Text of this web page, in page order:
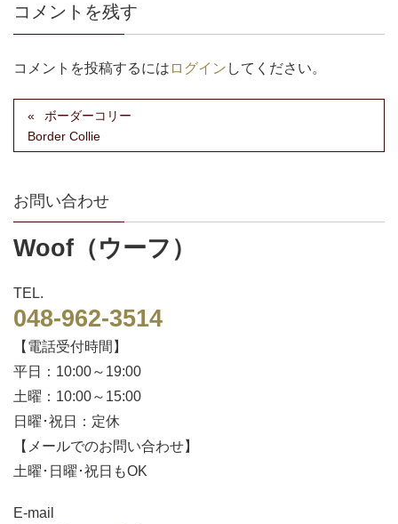
コメントを残す
コメントを投稿するには ログイン してください。
ボーダーコリー
Border Collie
お問い合わせ
Woof（ウーフ）
TEL.
048-962-3514
【電話受付時間】
平日：10:00～19:00
土曜：10:00～15:00
日曜･祝日：定休
【メールでのお問い合わせ】
土曜･日曜･祝日もOK
E-mail